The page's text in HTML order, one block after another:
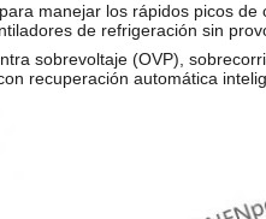
manejar los rápidos picos de
de refrigeración sin
sobrevoltaje (OVP),
recuperación automática